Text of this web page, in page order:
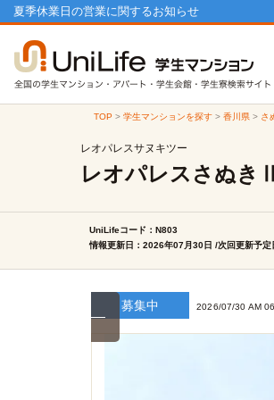
夏季休業日の営業に関するお知らせ
TOP > 学生マンションを探す> 香川県> さ
レオパレスサヌキツー
レオパレスさぬきⅡ
UniLifeコード：N803
情報更新日：2026年07月30日 /次回更新予
募集中 2026/07/30 AM